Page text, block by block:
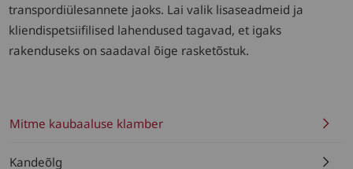
transpordiülesannete jaoks. Lai valik lisaseadmeid ja
kliendispetsiifilised lahendused tagavad, et igaks
rakenduseks on saadaval õige rasketõstuk.
Mitme kaubaaluse klamber
Kandeõlg